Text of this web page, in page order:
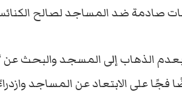
صادمة ضد المساجد لصالح
الذهاب إلى المسجد والبحث عن
فجًا على الابتعاد عن المساجد